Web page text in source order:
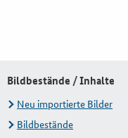
Bildbestände / Inhalte
Neu importierte Bilder
Bildbestände